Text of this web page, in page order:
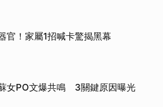
官！家屬1招喊卡驚揭黑幕
女PO文爆共鳴 3關鍵原因曝光